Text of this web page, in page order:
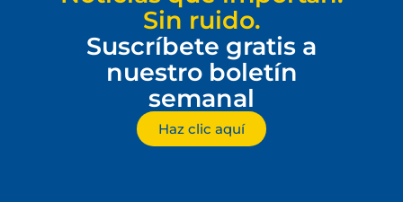
Sin ruido.
Suscríbete gratis a
nuestro boletín
semanal
Haz clic aquí